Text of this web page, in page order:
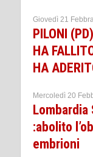
Giovedì 21
PILONI
HA
HA
Mercoledì 20
:abolito
embrioni